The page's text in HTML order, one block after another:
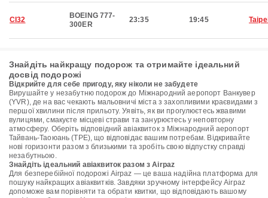
CI32
BOEING 777-
300ER
23:35 19:45
Знайдіть найкращу подорож та отримайте ідеальний
досвід подорожі
Відкрийте для себе пригоду, яку ніколи не забудете
Вирушайте у незабутню подорож до Міжнародний аеропорт Ванкувер
(YVR), де на вас чекають мальовничі міста з захопливими краєвидами з
першої хвилини після прильоту. Уявіть, як ви прогулюєтесь жвавими
вулицями, смакуєте місцеві страви та занурюєтесь у неповторну
атмосферу. Оберіть відповідний авіаквиток з Міжнародний аеропорт
Тайвань-Таоюань (TPE), що відповідає вашим потребам. Відкривайте
нові горизонти разом з близькими та зробіть свою відпустку справді
незабутньою.
Знайдіть ідеальний авіаквиток разом з Airpaz
Для безперебійної подорожі Airpaz — це ваша надійна платформа для
пошуку найкращих авіаквитків. Завдяки зручному інтерфейсу Airpaz
допоможе вам порівняти та обрати квитки, що відповідають вашому